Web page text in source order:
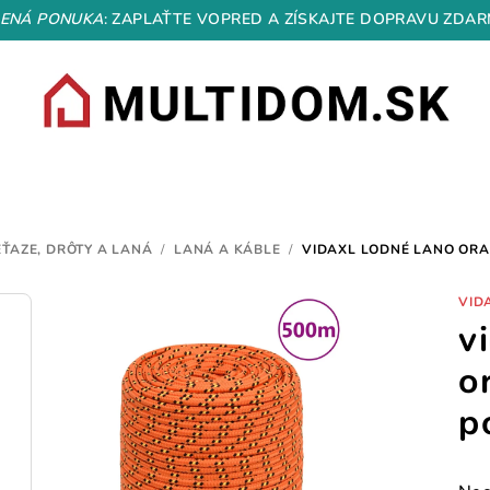
PONUKA: ZAPLAŤTE VOPRED A ZÍSKAJTE DOPRAVU
DRÔTY A LANÁ / LANÁ A KÁBLE / VIDAXL LODNÉ LANO